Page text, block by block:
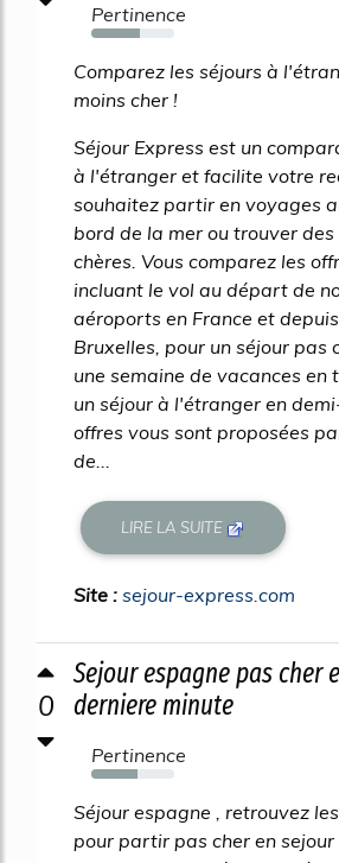
Pertinence
58%
Comparez les séjours à
moins cher !
Séjour Express est un
à l'étranger et facilite votre
souhaitez partir en voyages
bord de la mer ou trouver
chères. Vous comparez les
incluant le vol au départ de
aéroports en France et
Bruxelles, pour un séjour pas
une semaine de vacances en
un séjour à l'étranger en
offres vous sont proposées
de...
LIRE LA SUITE
Site : sejour-express.com
0
Sejour espagne pas cher
derniere minute
Pertinence
56%
Séjour espagne , retrouvez
pour partir pas cher en